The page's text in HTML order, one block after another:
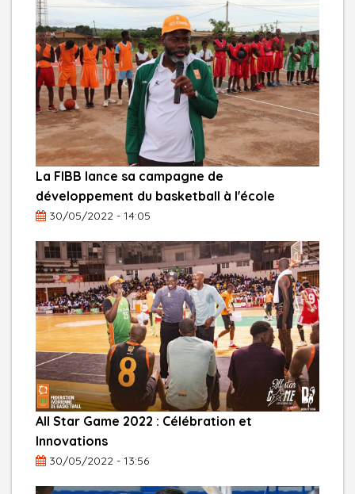
La FIBB lance sa campagne de
développement du basketball à l'école
30/05/2022 - 14:05
All Star Game 2022 : Célébration et
Innovations
30/05/2022 - 13:56